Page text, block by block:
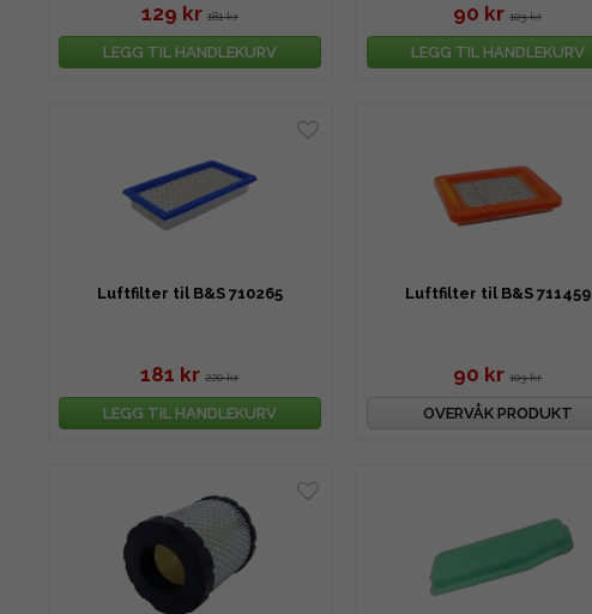
129 kr 181 kr
LEGG TIL HANDLEKURV
90 kr 103 kr
LEGG TIL HANDLEKURV
Luftfilter til B&S 710265
181 kr 220 kr
LEGG TIL HANDLEKURV
Luftfilter til B&S 711459
90 kr 103 kr
OVERVÅK PRODUKT